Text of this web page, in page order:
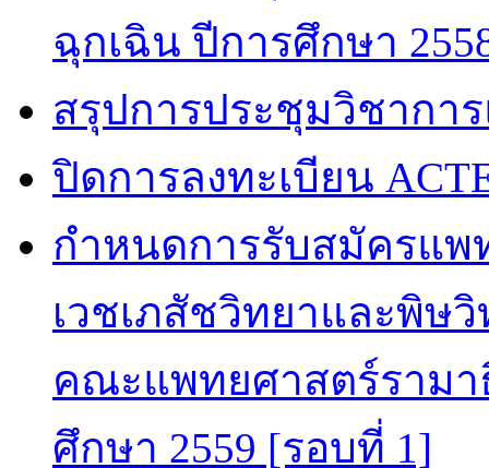
ฉุกเฉิน ปีการศึกษา
สรุปการประชุมวิชากา
ปิดการลงทะเบียน
กำหนดการรับสมัครแพ
เวชเภสัชวิทยาและพิษวิ
คณะแพทยศาสตร์รามา
ศึกษา 2559 [รอบที่ 1]